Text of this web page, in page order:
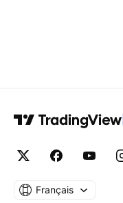
Français